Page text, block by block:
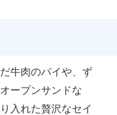
牛肉のパイや、ず
ープンサンドな
入れた贅沢なセイ